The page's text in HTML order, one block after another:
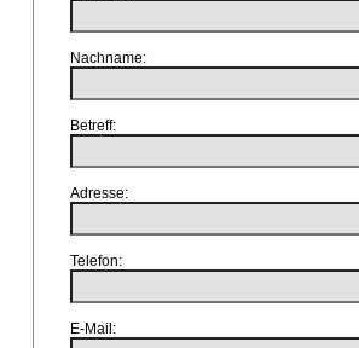
Nachname
Betreff
Adresse
Telefon
E-Mail